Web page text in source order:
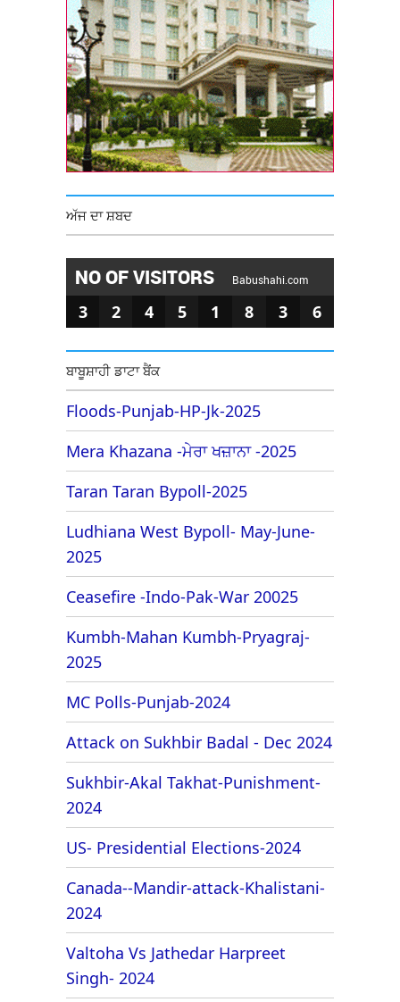
ਅੱਜ ਦਾ ਸ਼ਬਦ
NO OF VISITORS Babushahi.com
3 2 4 5 1 8 3 6
ਬਾਬੂਸ਼ਾਹੀ ਡਾਟਾ ਬੈਂਕ
Floods-Punjab-HP-Jk-2025
Mera Khazana -ਮੇਰਾ ਖਜ਼ਾਨਾ -2025
Taran Taran Bypoll-2025
Ludhiana West Bypoll- May-June-
2025
Ceasefire -Indo-Pak-War 20025
Kumbh-Mahan Kumbh-Pryagraj-
2025
MC Polls-Punjab-2024
Attack on Sukhbir Badal - Dec 2024
Sukhbir-Akal Takhat-Punishment-
2024
US- Presidential Elections-2024
Canada--Mandir-attack-Khalistani-
2024
Valtoha Vs Jathedar Harpreet
Singh- 2024